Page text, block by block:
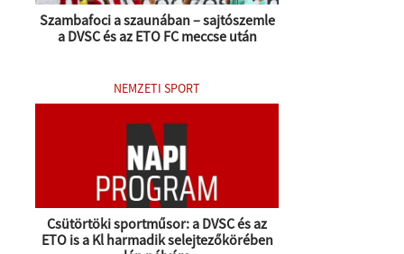
Szambafoci a szaunában – sajtószemle
a DVSC és az ETO FC meccse után
NEMZETI SPORT
Csütörtöki sportműsor: a DVSC és az
ETO is a Kl harmadik selejtezőkörében